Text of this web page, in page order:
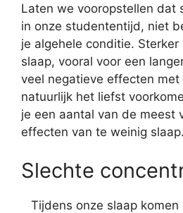
Laten we vooropstellen dat
in onze studententijd, niet
je algehele conditie.
slaap, vooral voor een
veel negatieve effecten met
natuurlijk het liefst
je een aantal van de meest
effecten van te weinig slaap.
Slechte
Tijdens onze slaap